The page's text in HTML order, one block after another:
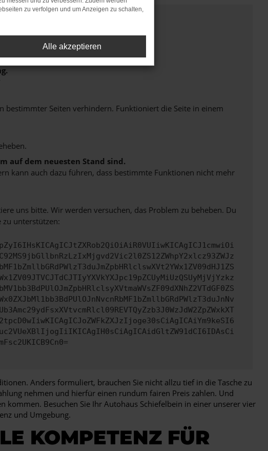
bestimmter Seiten verhindern. Funktioniert die Seite in einem
auf dem neuesten Stand sind.
kann auch dazu führen, dass bestimmte Funktionen nicht mehr
uns bitte. Wir werden versuchen, das Problem zu beheben. Du
zu unterstützen:
Anders formuliert, brauchen Sie nicht allzu tief in die Tasche zu
nehmen und hierfür einen rundum fairen Preis zahlen. Und
kommen. Besuchen Sie Ihr Autohaus Schiefelbein in einer unserer vier
und Umgebung.
KOMPETENZ FÜR
zu verfolgen und um Anzeigen zu schalten,
Alle akzeptieren